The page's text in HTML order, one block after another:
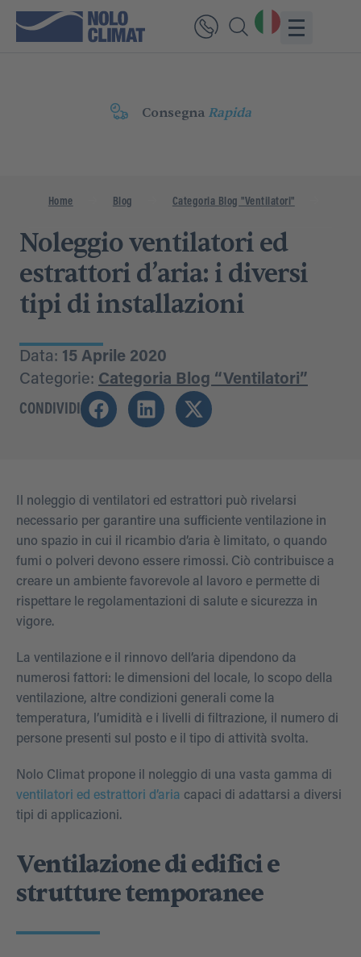
Consegna Rapida
Home Blog Categoria Blog "Ventilatori"
Noleggio ventilatori ed
estrattori d’aria: i diversi
tipi di installazioni
Data: 15 Aprile 2020
Categorie: Categoria Blog “Ventilatori”
CONDIVIDI
Il noleggio di ventilatori ed estrattori può rivelarsi
necessario per garantire una sufficiente ventilazione in
uno spazio in cui il ricambio d’aria è limitato, o quando
fumi o polveri devono essere rimossi. Ciò contribuisce a
creare un ambiente favorevole al lavoro e permette di
rispettare le regolamentazioni di salute e sicurezza in
vigore.
La ventilazione e il rinnovo dell’aria dipendono da
numerosi fattori: le dimensioni del locale, lo scopo della
ventilazione, altre condizioni generali come la
temperatura, l’umidità e i livelli di filtrazione, il numero di
persone presenti sul posto e il tipo di attività svolta.
Nolo Climat propone il noleggio di una vasta gamma di
ventilatori ed estrattori d’aria capaci di adattarsi a diversi
tipi di applicazioni.
Ventilazione di edifici e
strutture temporanee